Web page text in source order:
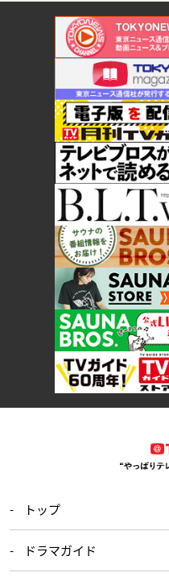
トップ
ドラマガイド